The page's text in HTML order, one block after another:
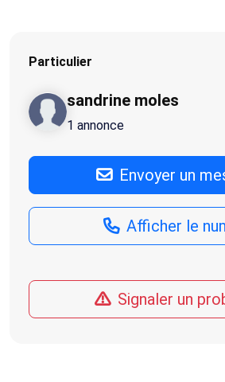
Particulier
sandrine moles
1 annonce
Envoyer un
Afficher le
Signaler un